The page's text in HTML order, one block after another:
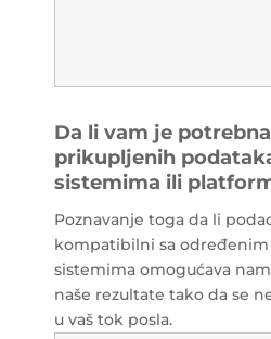
Da li vam je
prikupljenih
sistemima ili
Poznavanje toga da li
kompatibilni sa
sistemima omogućava
naše rezultate tako da se
u vaš tok posla.